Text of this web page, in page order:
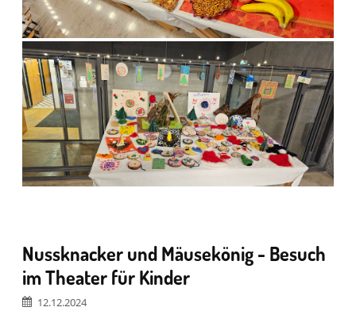
Nussknacker und Mäusekönig - Besuch
im Theater für Kinder
12.12.2024